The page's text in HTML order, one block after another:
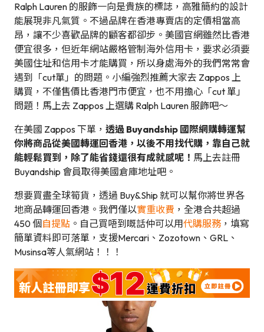
Ralph Lauren 的服飾一向是貴族的標誌，高雅簡約的設計
能展現非凡氣質。不過品牌在香港專賣店的定價相當高
昂，讓不少喜歡品牌的顧客都卻步。美國官網雖然比香港
便宜很多，但近年網站嚴格管制海外信用卡，要求必須要
美國住址和信用卡才能購買，所以身處海外的我們常常會
遇到「cut單」的問題。小編強烈推薦大家去 Zappos 上
購買，不僅售價比香港門市便宜，也不用擔心「cut 單」
問題！馬上去 Zappos 上選購 Ralph Lauren 服飾吧～
在美國 Zappos 下單， 透過 Buyandship 國際網購轉運幫
你將商品從美國轉運回香港，以後不用找代購，靠自己就
能輕鬆買到，除了能省錢還很有成就感呢！ 馬上去註冊
Buyandship 會員取得美國倉庫地址吧。
想要買盡全球筍貨，透過 Buy&Ship 就可以幫你將世界各
地商品轉運回香港。我們僅以實重收費 ，全港合共超過
450 個 自提點 。自己買唔到嘅話仲可以用代購服務 ，填寫
簡單資料即可落單，支援Mercari、Zozotown、GRL、
Musinsa等人氣網站！！！